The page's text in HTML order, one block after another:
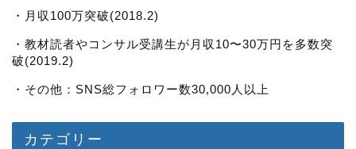
・月収100万突破(2018.2)
・教材読者やコンサル受講生が月収10〜30万円を多数突
破(2019.2)
・その他：SNS総フォロワー数30,000人以上
カテゴリー